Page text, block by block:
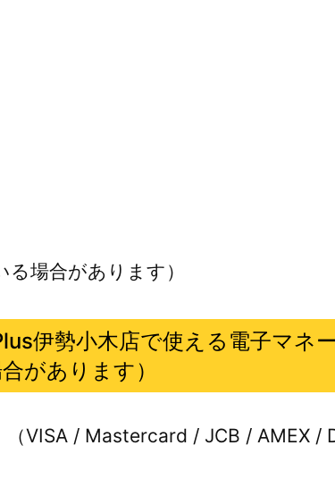
る場合があります）
伊勢小木店で使える電子マネ
があります）
VISA / Mastercard / JCB / AMEX /